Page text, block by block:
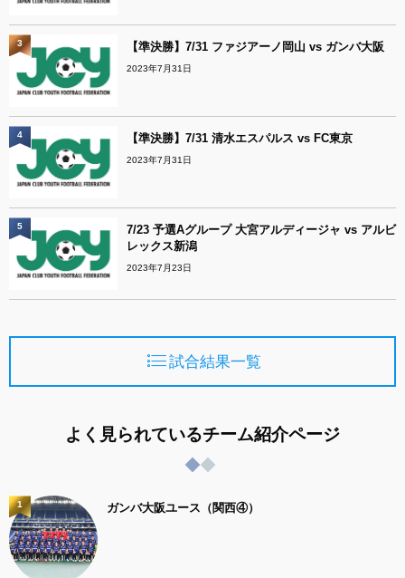
【準決勝】7/31 ファジアーノ岡山 vs ガンバ大阪
2023年7月31日
3
【準決勝】7/31 清水エスパルス vs FC東京
2023年7月31日
4
7/23 予選Aグループ 大宮アルディージャ vs アルビ
レックス新潟
2023年7月23日
5
試合結果一覧
よく見られているチーム紹介ページ
ガンバ大阪ユース（関西④）
1